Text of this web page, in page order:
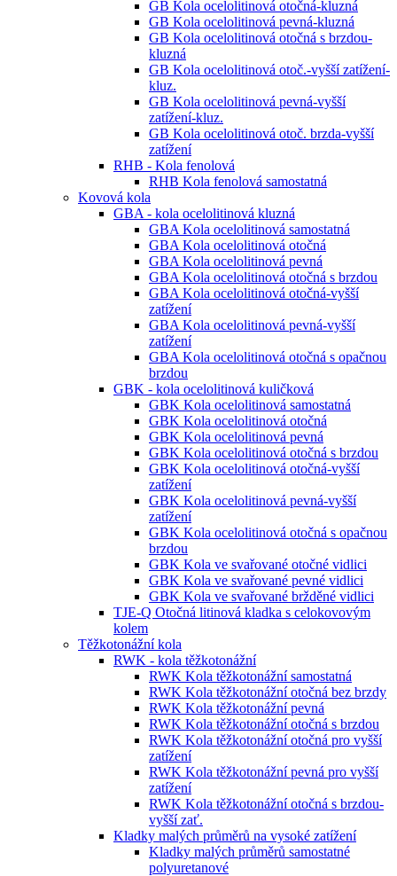
GB Kola ocelolitinová otočná-kluzná
GB Kola ocelolitinová pevná-kluzná
GB Kola ocelolitinová otočná s brzdou-
kluzná
GB Kola ocelolitinová otoč.-vyšší zatížení-
kluz.
GB Kola ocelolitinová pevná-vyšší
zatížení-kluz.
GB Kola ocelolitinová otoč. brzda-vyšší
zatížení
RHB - Kola fenolová
RHB Kola fenolová samostatná
Kovová kola
GBA - kola ocelolitinová kluzná
GBA Kola ocelolitinová samostatná
GBA Kola ocelolitinová otočná
GBA Kola ocelolitinová pevná
GBA Kola ocelolitinová otočná s brzdou
GBA Kola ocelolitinová otočná-vyšší
zatížení
GBA Kola ocelolitinová pevná-vyšší
zatížení
GBA Kola ocelolitinová otočná s opačnou
brzdou
GBK - kola ocelolitinová kuličková
GBK Kola ocelolitinová samostatná
GBK Kola ocelolitinová otočná
GBK Kola ocelolitinová pevná
GBK Kola ocelolitinová otočná s brzdou
GBK Kola ocelolitinová otočná-vyšší
zatížení
GBK Kola ocelolitinová pevná-vyšší
zatížení
GBK Kola ocelolitinová otočná s opačnou
brzdou
GBK Kola ve svařované otočné vidlici
GBK Kola ve svařované pevné vidlici
GBK Kola ve svařované bržděné vidlici
TJE-Q Otočná litinová kladka s celokovovým
kolem
Těžkotonážní kola
RWK - kola těžkotonážní
RWK Kola těžkotonážní samostatná
RWK Kola těžkotonážní otočná bez brzdy
RWK Kola těžkotonážní pevná
RWK Kola těžkotonážní otočná s brzdou
RWK Kola těžkotonážní otočná pro vyšší
zatížení
RWK Kola těžkotonážní pevná pro vyšší
zatížení
RWK Kola těžkotonážní otočná s brzdou-
vyšší zať.
Kladky malých průměrů na vysoké zatížení
Kladky malých průměrů samostatné
polyuretanové